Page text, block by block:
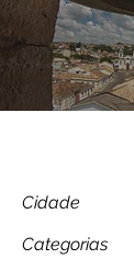
Cidade
Categorias